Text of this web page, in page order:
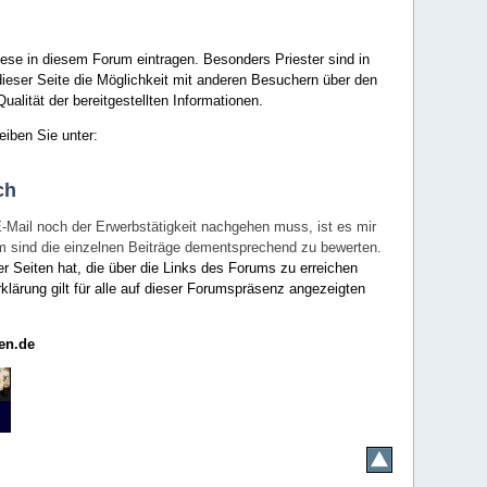
in diesem Forum eintragen. Besonders Priester sind in
Seite die Möglichkeit mit anderen Besuchern über den
der bereitgestellten Informationen.
Sie unter:
noch der Erwerbstätigkeit nachgehen muss, ist es mir
die einzelnen Beiträge dementsprechend zu bewerten.
Seiten hat, die über die Links des Forums zu erreichen
gilt für alle auf dieser Forumspräsenz angezeigten